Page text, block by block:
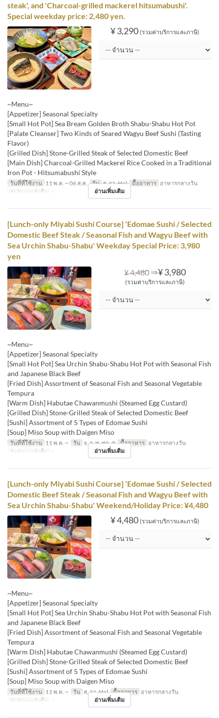
steak', and 'Charcoal-grilled mackerel hitsumabushi'.
Special weekday price: 2,480 yen.
¥ 3,290 (รวมค่าบริการและภาษี)
~Menu~
[Appetizer] Seasonal Specialty
[Small Hot Pot] Sea Bream Golden Broth Shabu-Shabu Hot Pot
[Palate Cleanser] Two Kinds of Seared Wagyu Beef Sushi (Tasting
Flavor)
[Grilled Dish] Stone-Grilled Steak of Selected Domestic Beef
[Main Dish] Charcoal-Grilled Mackerel Rice Cooked in a Traditional
Iron Pot - Hitsumabushi Style
วันที่ที่ใช้งาน 11 พ.ค. ~ 06 ส.ค. วัน ส, อา, Hol มื้ออาหาร อาหารกลางวัน
จำกัดการสั่งซื้อ
1 ~ อ่านเพิ่มเติม
[Lunch-only Miyabi Sushi Course] 'Edomae Sushi / Selected
Domestic Beef Steak / Seasonal Fish and Wagyu Beef with
Sea Urchin Shabu-Shabu' Weekday Special Price: 3,980
yen
¥ 4,480 ⇒¥ 3,980
(รวมค่าบริการและภาษี)
~Menu~
[Appetizer] Seasonal Specialty
[Small Hot Pot] Sea Urchin Shabu-Shabu Hot Pot with Seasonal Fish
and Japanese Black Beef
[Fried Dish] Assortment of Seasonal Fish and Seasonal Vegetable
Tempura
[Warm Dish] Habutae Chawanmushi (Steamed Egg Custard)
[Grilled Dish] Stone-Grilled Steak of Selected Domestic Beef
[Sushi] Assortment of 5 Types of Edomae Sushi
[Soup] Miso Soup with Daigen Miso
วันที่ที่ใช้งาน 11 พ.ค. ~ วัน จ, อ, พ, พฤ, ศ มื้ออาหาร อาหารกลางวัน
จำกัดการสั่งซื้อ
1 ~ อ่านเพิ่มเติม
[Lunch-only Miyabi Sushi Course] 'Edomae Sushi / Selected
Domestic Beef Steak / Seasonal Fish and Wagyu Beef with
Sea Urchin Shabu-Shabu' Weekend/Holiday Price: ¥4,480
¥ 4,480 (รวมค่าบริการและภาษี)
~Menu~
[Appetizer] Seasonal Specialty
[Small Hot Pot] Sea Urchin Shabu-Shabu Hot Pot with Seasonal Fish
and Japanese Black Beef
[Fried Dish] Assortment of Seasonal Fish and Seasonal Vegetable
Tempura
[Warm Dish] Habutae Chawanmushi (Steamed Egg Custard)
[Grilled Dish] Stone-Grilled Steak of Selected Domestic Beef
[Sushi] Assortment of 5 Types of Edomae Sushi
[Soup] Miso Soup with Daigen Miso
วันที่ที่ใช้งาน 11 พ.ค. ~ วัน ส, อา, Hol มื้ออาหาร อาหารกลางวัน
จำกัดการสั่งซื้อ
1 ~ อ่านเพิ่มเติม